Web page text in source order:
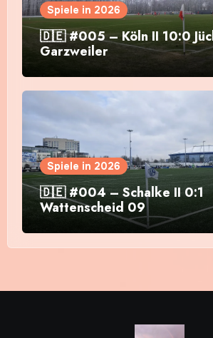
Spiele in 2026
🇩🇪 #005 – Köln II 10:0
Garzweiler
Spiele in 2026
🇩🇪 #004 – Schalke II 0:1
Wattenscheid 09